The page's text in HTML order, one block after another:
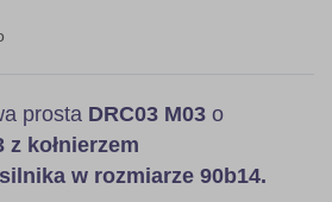
prosta DRC03 M03 o
z kołnierzem
w rozmiarze 90b14.